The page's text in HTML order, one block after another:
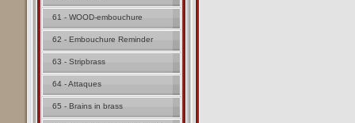
61 - WOOD-embouchure
62 - Embouchure Reminder
63 - Stripbrass
64 - Attaques
65 - Brains in brass